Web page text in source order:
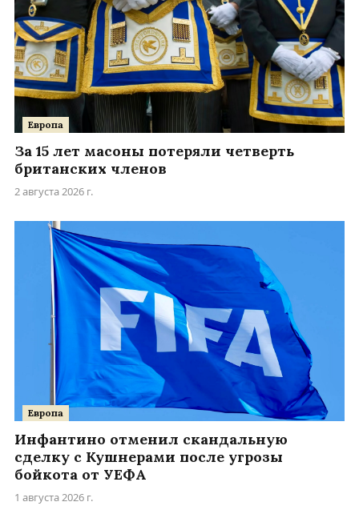
Европа
За 15 лет масоны потеряли четверть
британских членов
2 августа 2026 г.
Европа
Инфантино отменил скандальную
сделку с Кушнерами после угрозы
бойкота от УЕФА
1 августа 2026 г.